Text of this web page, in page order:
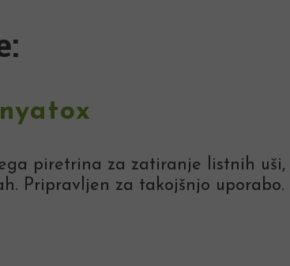
piretrina za zatiranje listnih
Pripravljen za takojšnjo